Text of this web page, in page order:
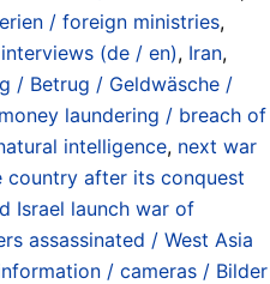
/ foreign ministries,
interviews (de / en), Iran,
/ Betrug / Geldwäsche /
laundering / breach of
intelligence, next war
after its conquest
Israel launch war of
assassinated / West Asia
/ cameras / Bilder